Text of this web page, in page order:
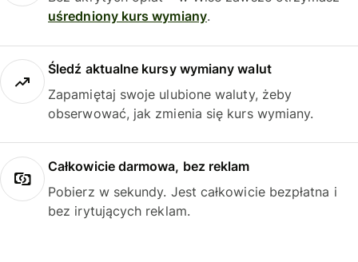
uśredniony kurs wymiany.
Śledź aktualne kursy wymiany walut
Zapamiętaj swoje ulubione waluty, żeby
obserwować, jak zmienia się kurs wymiany.
Całkowicie darmowa, bez reklam
Pobierz w sekundy. Jest całkowicie bezpłatna i
bez irytujących reklam.